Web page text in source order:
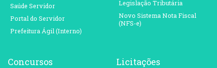
Saúde Servidor
Portal do Servidor
Prefeitura Ágil (Interno)
Legislação Tributária
Novo Sistema Nota Fiscal
(NFS-e)
Concursos Licitações